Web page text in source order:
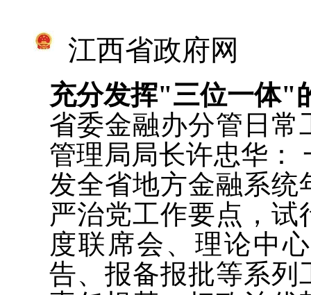
江西省政府网
充分发挥"三位一体"
省委金融办分管日常
管理局局长许忠华：
发全省地方金融系统
严治党工作要点，
度联席会、理论中
告、报备报批等系列